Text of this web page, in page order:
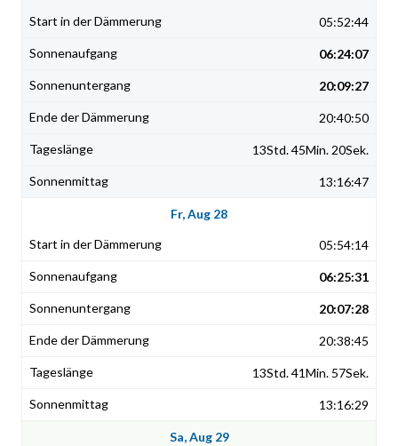
05:52:44
06:24:07
20:09:27
20:40:50
13Std. 45Min. 20Sek.
13:16:47
Fr, Aug 28
05:54:14
06:25:31
20:07:28
20:38:45
13Std. 41Min. 57Sek.
13:16:29
Sa, Aug 29